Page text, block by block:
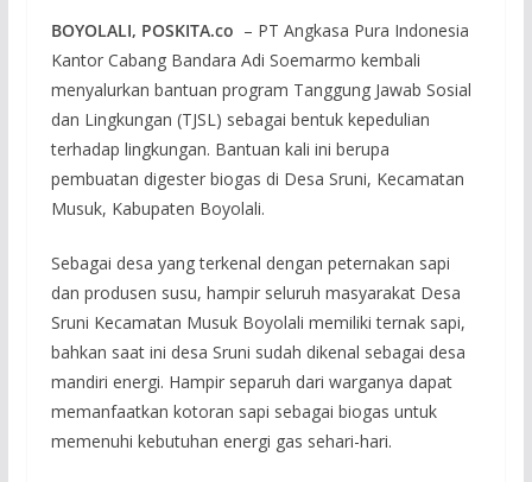
BOYOLALI, POSKITA.co – PT Angkasa Pura Indonesia
Kantor Cabang Bandara Adi Soemarmo kembali
menyalurkan bantuan program Tanggung Jawab Sosial
dan Lingkungan (TJSL) sebagai bentuk kepedulian
terhadap lingkungan. Bantuan kali ini berupa
pembuatan digester biogas di Desa Sruni, Kecamatan
Musuk, Kabupaten Boyolali.
Sebagai desa yang terkenal dengan peternakan sapi
dan produsen susu, hampir seluruh masyarakat Desa
Sruni Kecamatan Musuk Boyolali memiliki ternak sapi,
bahkan saat ini desa Sruni sudah dikenal sebagai desa
mandiri energi. Hampir separuh dari warganya dapat
memanfaatkan kotoran sapi sebagai biogas untuk
memenuhi kebutuhan energi gas sehari-hari.